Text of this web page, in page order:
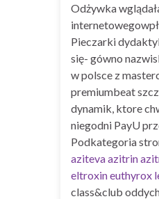
Odżywka
Pieczarki
się- gówno
w polsce z
premiumbeat
dynamik, ktore
niegodni PayU
Podkategoria
aziteva azitrin
eltroxin euthyrox
class&club